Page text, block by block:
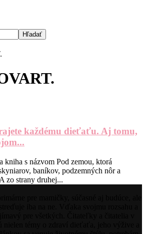
každému dieťaťu. Aj tomu,
kniha s názvom Pod zemou, ktorá
baníkov, podzemných nôr a
zo strany druhej...